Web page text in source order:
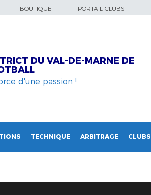
BOUTIQUE PORTAIL CLUBS
DU VAL-DE-MARNE DE
d'une passion !
TECHNIQUE ARBITRAGE CLUBS